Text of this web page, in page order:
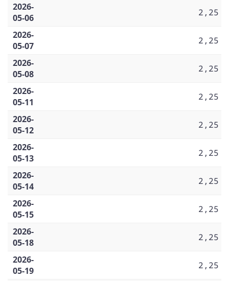
2026-
05-06
2,25
2026-
05-07
2,25
2026-
05-08
2,25
2026-
05-11
2,25
2026-
05-12
2,25
2026-
05-13
2,25
2026-
05-14
2,25
2026-
05-15
2,25
2026-
05-18
2,25
2026-
05-19
2,25